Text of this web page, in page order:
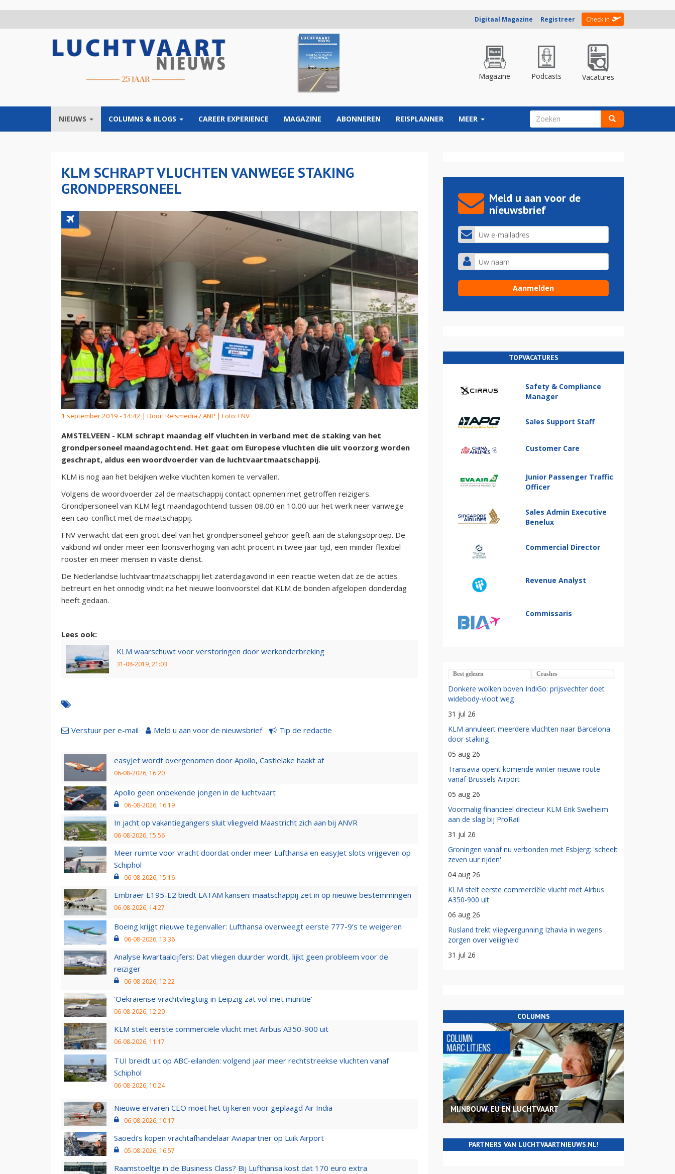
Digitaal Magazine Registreer Check in
Magazine Podcasts Vacatures
NIEUWS COLUMNS & BLOGS CAREER EXPERIENCE MAGAZINE ABONNEREN REISPLANNER MEER ZOEKVELD
KLM SCHRAPT VLUCHTEN VANWEGE STAKING
GRONDPERSONEEL
1 september 2019 - 14:42 | Door: Reismedia / ANP | Foto: FNV
AMSTELVEEN - KLM schrapt maandag elf vluchten in verband met de staking van het
grondpersoneel maandagochtend. Het gaat om Europese vluchten die uit voorzorg worden
geschrapt, aldus een woordvoerder van de luchtvaartmaatschappij.
KLM is nog aan het bekijken welke vluchten komen te vervallen.
Volgens de woordvoerder zal de maatschappij contact opnemen met getroffen reizigers.
Grondpersoneel van KLM legt maandagochtend tussen 08.00 en 10.00 uur het werk neer vanwege
een cao-conflict met de maatschappij.
FNV verwacht dat een groot deel van het grondpersoneel gehoor geeft aan de stakingsoproep. De
vakbond wil onder meer een loonsverhoging van acht procent in twee jaar tijd, een minder flexibel
rooster en meer mensen in vaste dienst.
De Nederlandse luchtvaartmaatschappij liet zaterdagavond in een reactie weten dat ze de acties
betreurt en het onnodig vindt na het nieuwe loonvoorstel dat KLM de bonden afgelopen donderdag
heeft gedaan.
Lees ook:
KLM waarschuwt voor verstoringen door werkonderbreking
31-08-2019, 21:03
Verstuur per e-mail Meld u aan voor de nieuwsbrief Tip de redactie
easyJet wordt overgenomen door Apollo, Castlelake haakt af
06-08-2026, 16:20
Apollo geen onbekende jongen in de luchtvaart
06-08-2026, 16:19
In jacht op vakantiegangers sluit vliegveld Maastricht zich aan bij ANVR
06-08-2026, 15:56
Meer ruimte voor vracht doordat onder meer Lufthansa en easyJet slots vrijgeven op
Schiphol
06-08-2026, 15:16
Embraer E195-E2 biedt LATAM kansen: maatschappij zet in op nieuwe bestemmingen
06-08-2026, 14:27
Boeing krijgt nieuwe tegenvaller: Lufthansa overweegt eerste 777-9’s te weigeren
06-08-2026, 13:36
Analyse kwartaalcijfers: Dat vliegen duurder wordt, lijkt geen probleem voor de
reiziger
06-08-2026, 12:22
'Oekraïense vrachtvliegtuig in Leipzig zat vol met munitie'
06-08-2026, 12:20
KLM stelt eerste commerciële vlucht met Airbus A350-900 uit
06-08-2026, 11:17
TUI breidt uit op ABC-eilanden: volgend jaar meer rechtstreekse vluchten vanaf
Schiphol
06-08-2026, 10:24
Nieuwe ervaren CEO moet het tij keren voor geplaagd Air India
06-08-2026, 10:17
Saoedi’s kopen vrachtafhandelaar Aviapartner op Luik Airport
05-08-2026, 16:57
Raamstoeltje in de Business Class? Bij Lufthansa kost dat 170 euro extra
Meld u aan voor de
nieuwsbrief
TOPVACATURES
Safety & Compliance
Manager
Sales Support Staff
Customer Care
Junior Passenger Traffic
Officer
Sales Admin Executive
Benelux
Commercial Director
Revenue Analyst
Commissaris
Best gelezen Crashes
Donkere wolken boven IndiGo: prijsvechter doet
widebody-vloot weg
31 jul 26
KLM annuleert meerdere vluchten naar Barcelona
door staking
05 aug 26
Transavia opent komende winter nieuwe route
vanaf Brussels Airport
05 aug 26
Voormalig financieel directeur KLM Erik Swelheim
aan de slag bij ProRail
31 jul 26
Groningen vanaf nu verbonden met Esbjerg: 'scheelt
zeven uur rijden'
04 aug 26
KLM stelt eerste commerciële vlucht met Airbus
A350-900 uit
06 aug 26
Rusland trekt vliegvergunning Izhavia in wegens
zorgen over veiligheid
31 jul 26
COLUMNS
MIJNBOUW, EU EN LUCHTVAART
PARTNERS VAN LUCHTVAARTNIEUWS.NL!